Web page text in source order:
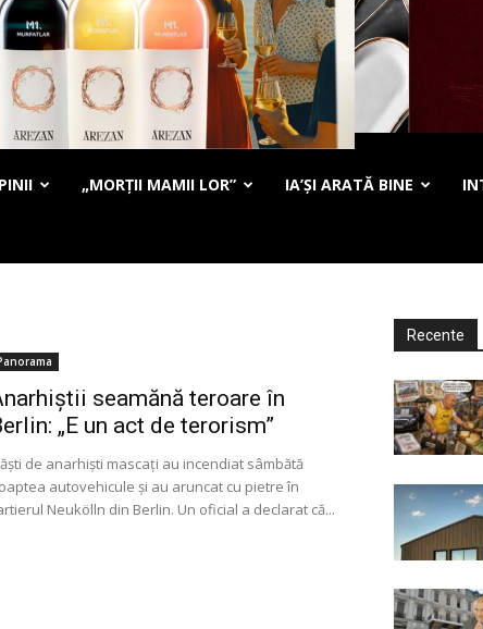
„MORȚII MAMII LOR” IA’ȘI ARATĂ BINE
seamănă teroare în
„E un act de terorism”
de anarhişti mascaţi au incendiat sâmbătă
autovehicule şi au aruncat cu pietre în
Neukölln din Berlin. Un oficial a declarat că...
Recente